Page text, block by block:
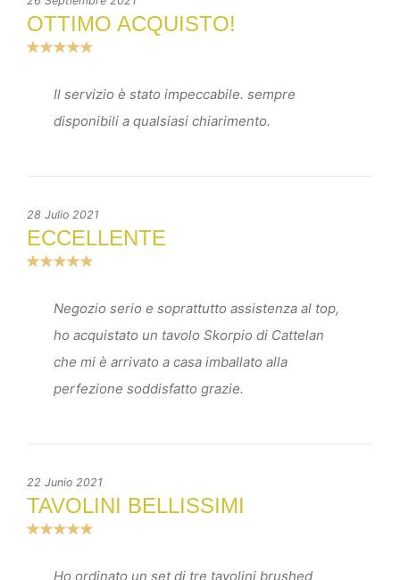
OTTIMO ACQUISTO!
Il servizio è stato impeccabile. sempre
disponibili a qualsiasi chiarimento.
28 Julio 2021
ECCELLENTE
Negozio serio e soprattutto assistenza al top,
ho acquistato un tavolo Skorpio di Cattelan
che mi è arrivato a casa imballato alla
perfezione soddisfatto grazie.
22 Junio 2021
TAVOLINI BELLISSIMI
Ho ordinato un set di tre tavolini brushed